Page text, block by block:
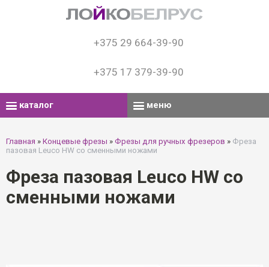
+375 29 664-39-90
+375 17 379-39-90
каталог меню
Главная » Концевые фрезы » Фрезы для ручных фрезеров » Фреза
пазовая Leuco HW со сменными ножами
Фреза пазовая Leuco HW со
сменными ножами